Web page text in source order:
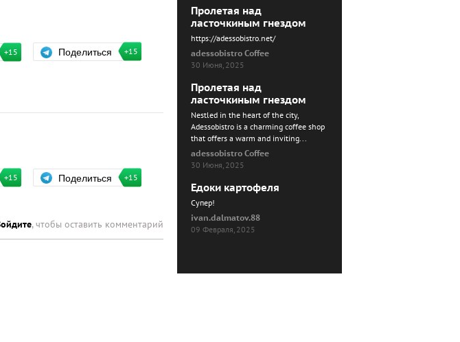
+15 Поделиться +15
+15 Поделиться +15
, чтобы оставить комментарий
Пролетая над
ласточкиным гнездом
https://adessobistro.net/
adessobistro Coffee
30 Июня, 2025
Пролетая над
ласточкиным гнездом
Nestled in the heart of the city,
Adessobistro is a charming coffee shop
that offers a warm and inviting...
adessobistro Coffee
30 Июня, 2025
Едоки картофеля
Cупер!
ivan.dalmatov.88
09 Февраля, 2025